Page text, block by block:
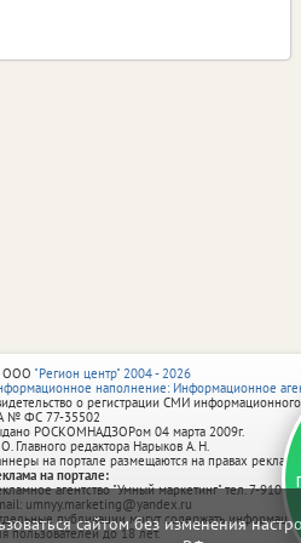
сайтом без изменения
"Регион центр" 2004 - 2026
наполнение: Информационное
о регистрации СМИ информационного
№ ФС 77‑35502
РОСКОМНАДЗОРом 04 марта 2009г.
Главного редактора Нарыков А. Н.
на портале размещаются на правах рекламы.
на портале:
агентство "Умный маркетинг" тел. 7-910-
umnyy.marketing@yandex.ru
публикации могут содержать
пользователей до 18 лет.